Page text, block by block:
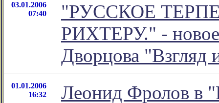
03.01.2006
07:40
"РУССКОЕ
РИХТЕРУ." - новое
Дворцова "Взгляд
01.01.2006
16:32
Леонид Фролов в